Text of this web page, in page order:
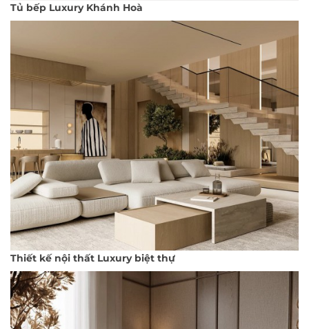
Tủ bếp Luxury Khánh Hoà
Thiết kế nội thất Luxury biệt thự